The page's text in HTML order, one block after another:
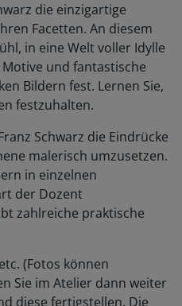
die einzigartige
Facetten. An diesem
in eine Welt voller Idylle
und fantastische
Bildern fest. Lernen Sie,
festzuhalten.
Schwarz die Eindrücke
malerisch umzusetzen.
in einzelnen
der Dozent
zahlreiche praktische
(Fotos können
Sie im Atelier dann weiter
diese fertigstellen. Die